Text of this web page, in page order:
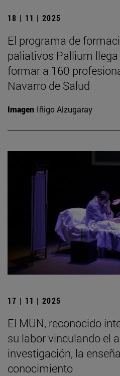
18 | 11 | 2025
El programa de
paliativos Pallium
formar a 160
Navarro de Salud
Imagen Iñigo Alzugaray
17 | 11 | 2025
El MUN, reconocido
su labor vinculando el
investigación, la
conocimiento